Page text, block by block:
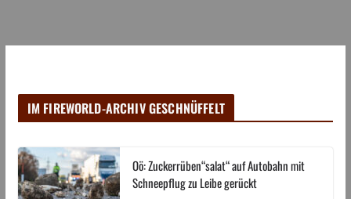
IM FIREWORLD-ARCHIV GESCHNÜFFELT
Oö: Zuckerrüben“salat“ auf Autobahn mit
Schneepflug zu Leibe gerückt